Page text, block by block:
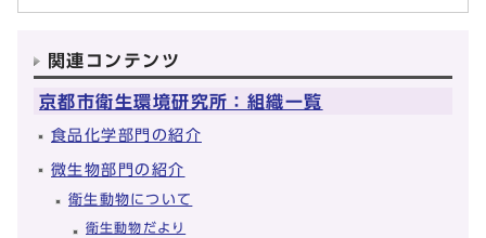
関連コンテンツ
京都市衛生環境研究所：組織一覧
食品化学部門の紹介
微生物部門の紹介
衛生動物について
衛生動物だより